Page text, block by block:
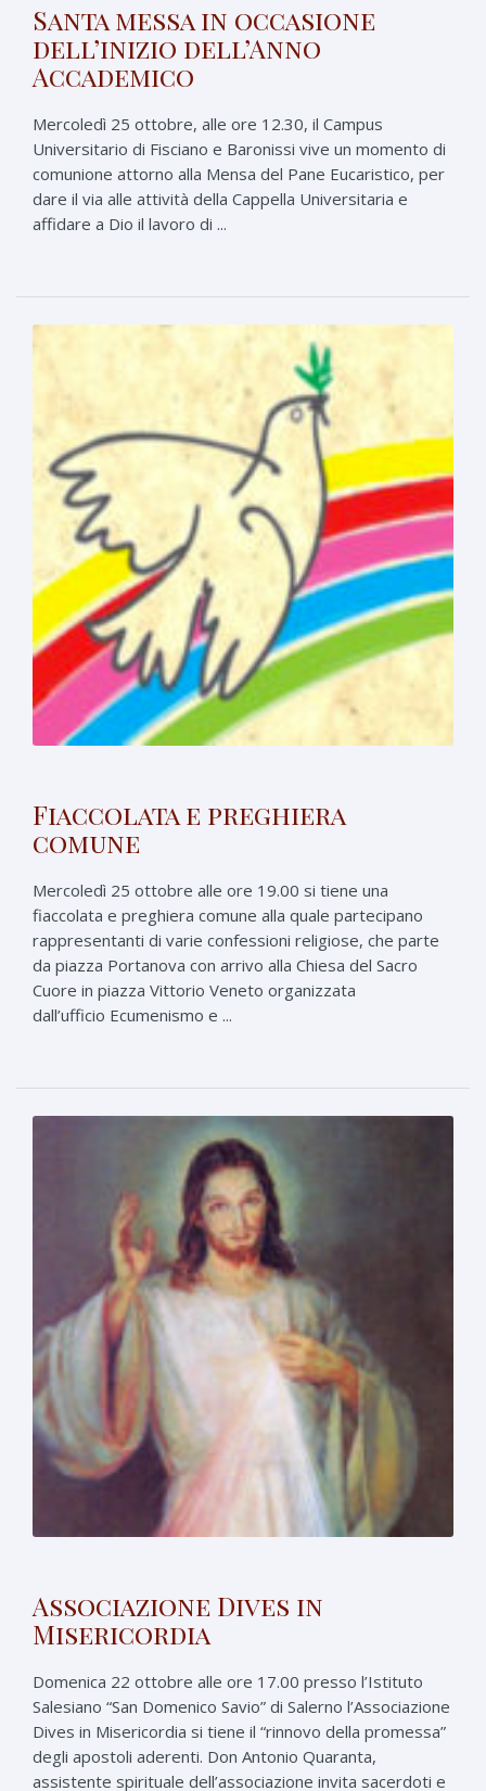
Santa messa in occasione
dell’inizio dell’Anno
Accademico
Mercoledì 25 ottobre, alle ore 12.30, il Campus
Universitario di Fisciano e Baronissi vive un momento di
comunione attorno alla Mensa del Pane Eucaristico, per
dare il via alle attività della Cappella Universitaria e
affidare a Dio il lavoro di ...
Fiaccolata e preghiera
comune
Mercoledì 25 ottobre alle ore 19.00 si tiene una
fiaccolata e preghiera comune alla quale partecipano
rappresentanti di varie confessioni religiose, che parte
da piazza Portanova con arrivo alla Chiesa del Sacro
Cuore in piazza Vittorio Veneto organizzata
dall’ufficio Ecumenismo e ...
Associazione Dives in
Misericordia
Domenica 22 ottobre alle ore 17.00 presso l’Istituto
Salesiano “San Domenico Savio” di Salerno l’Associazione
Dives in Misericordia si tiene il “rinnovo della promessa”
degli apostoli aderenti. Don Antonio Quaranta,
assistente spirituale dell’associazione invita sacerdoti e